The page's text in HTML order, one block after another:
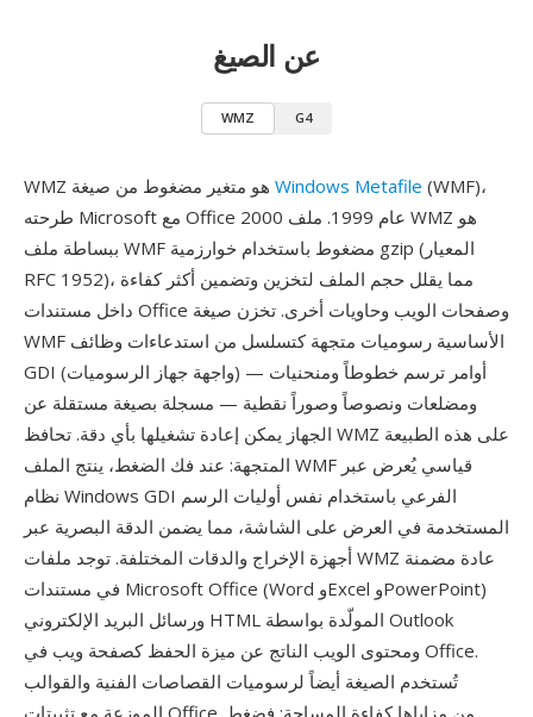
عن الصيغ
WMZ G4
Windows Metafile (WMF)،
طرحته Microsoft مع Office 2000 عام 1999. ملف WMZ هو
ببساطة ملف WMF مضغوط باستخدام خوارزمية gzip (المعيار
RFC 1952)، مما يقلل حجم الملف لتخزين وتضمين أكثر كفاءة
داخل مستندات Office وصفحات الويب وحاويات أخرى. تخزن صيغة
WMF الأساسية رسوميات متجهة كتسلسل من استدعاءات وظائف
GDI (واجهة جهاز الرسوميات) — أوامر ترسم خطوطاً ومنحنيات
ومضلعات ونصوصاً وصوراً نقطية — مسجلة بصيغة مستقلة عن
الجهاز يمكن إعادة تشغيلها بأي دقة. تحافظ WMZ على هذه الطبيعة
المتجهة: عند فك الضغط، ينتج الملف WMF قياسي يُعرض عبر
نظام Windows GDI الفرعي باستخدام نفس أوليات الرسم
المستخدمة في العرض على الشاشة، مما يضمن الدقة البصرية عبر
أجهزة الإخراج والدقات المختلفة. توجد ملفات WMZ عادة مضمنة
في مستندات Microsoft Office (Word وExcel وPowerPoint)
ورسائل البريد الإلكتروني HTML المولّدة بواسطة Outlook
ومحتوى الويب الناتج عن ميزة الحفظ كصفحة ويب في Office.
تُستخدم الصيغة أيضاً لرسوميات القصاصات الفنية والقوالب
الموزعة مع تثبيتات Office. من مزاياها كفاءة المساحة: فضغط